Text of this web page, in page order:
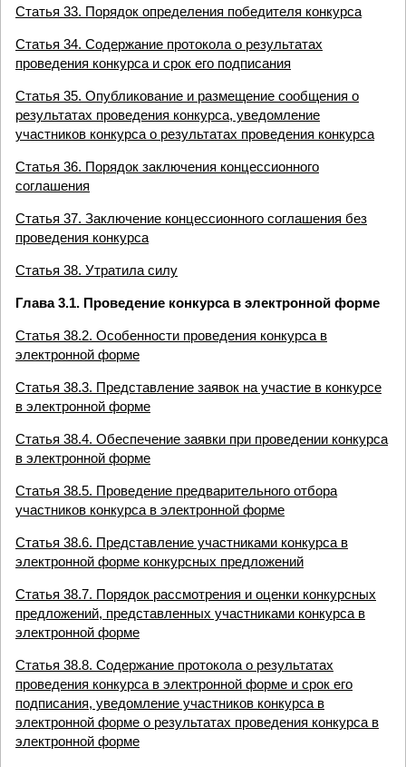
Статья 33. Порядок определения победителя конкурса
Статья 34. Содержание протокола о результатах
проведения конкурса и срок его подписания
Статья 35. Опубликование и размещение сообщения о
результатах проведения конкурса, уведомление
участников конкурса о результатах проведения конкурса
Статья 36. Порядок заключения концессионного
соглашения
Статья 37. Заключение концессионного соглашения без
проведения конкурса
Статья 38. Утратила силу
Глава 3.1. Проведение конкурса в электронной форме
Статья 38.2. Особенности проведения конкурса в
электронной форме
Статья 38.3. Представление заявок на участие в конкурсе
в электронной форме
Статья 38.4. Обеспечение заявки при проведении конкурса
в электронной форме
Статья 38.5. Проведение предварительного отбора
участников конкурса в электронной форме
Статья 38.6. Представление участниками конкурса в
электронной форме конкурсных предложений
Статья 38.7. Порядок рассмотрения и оценки конкурсных
предложений, представленных участниками конкурса в
электронной форме
Статья 38.8. Содержание протокола о результатах
проведения конкурса в электронной форме и срок его
подписания, уведомление участников конкурса в
электронной форме о результатах проведения конкурса в
электронной форме